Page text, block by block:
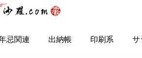
忌関連 出納帳 印刷系 サ
刷する方法（サンプルファイルあり）